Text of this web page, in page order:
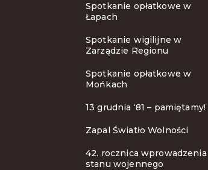
Spotkanie opłatkowe w
Łapach
Spotkanie wigilijne w
Zarządzie Regionu
Spotkanie opłatkowe w
Mońkach
13 grudnia ‘81 – pamiętamy!
Zapal Światło Wolności
42. rocznica wprowadzenia
stanu wojennego